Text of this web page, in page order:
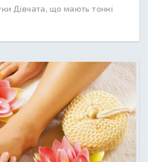
Дівчата, що мають тонкі